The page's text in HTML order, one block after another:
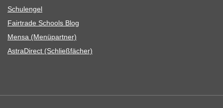
Schul­en­gel
Fair­trade Schools Blog
Mensa (Menü­part­ner)
Astra­Di­rect (Schließ­fä­cher)